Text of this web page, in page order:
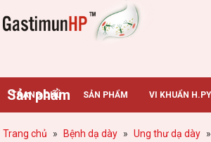
Gastimunhp
Sản phẩm
TRANG CHỦ SẢN PHẨM VI KHUẨN
BỆNH DẠ DÀY TIN TỨC – SỰ KIỆN
Trang chủ » Bệnh dạ dày » Ung thư dạ dày »